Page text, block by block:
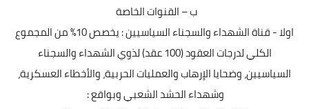
ب – القنوات الخاصة
اولا - قناة الشهداء والسجناء السياسيين : يخصص 10% من المجموع
الكلي لدرجات العقود (100 عقد) لذوي الشهداء والسجناء
السياسيين، وضحايا الإرهاب والعمليات الحربية، والأخطاء العسكرية،
وشهداء الحشد الشعبي وبواقع :